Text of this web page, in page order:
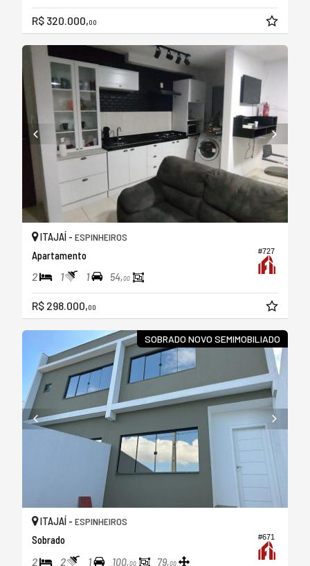
R$ 320.000,00
#727
ITAJAÍ - ESPINHEIROS
Apartamento
2 1 1 54,00
R$ 298.000,00
SOBRADO NOVO SEMIMOBILIADO
#671
ITAJAÍ - ESPINHEIROS
Sobrado
2 2 1 100,00 79,00